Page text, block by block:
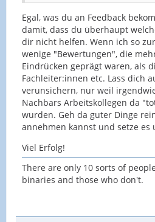
Egal, was du an Feedback
damit, dass du überhaupt
dir nicht helfen. Wenn ich so
wenige "Bewertungen", die
Eindrücken geprägt waren, als
Fachleiter:innen etc. Lass dich
verunsichern, nur weil
Nachbars Arbeitskollegen da
wurden. Geh da guter Dinge
annehmen kannst und setze es
Viel Erfolg!
There are only 10 sorts of
binaries and those who don't.